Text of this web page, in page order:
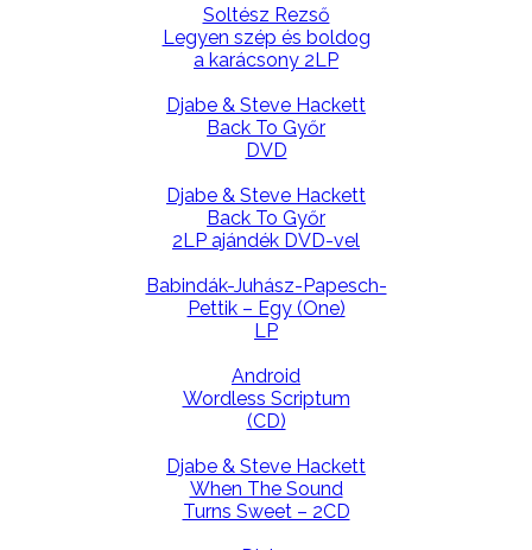
Soltész Rezső
Legyen szép és boldog
a karácsony 2LP
Djabe & Steve Hackett
Back To Győr
DVD
Djabe & Steve Hackett
Back To Győr
2LP ajándék DVD-vel
Babindák-Juhász-Papesch-
Pettik – Egy (One)
LP
Android
Wordless Scriptum
(CD)
Djabe & Steve Hackett
When The Sound
Turns Sweet – 2CD